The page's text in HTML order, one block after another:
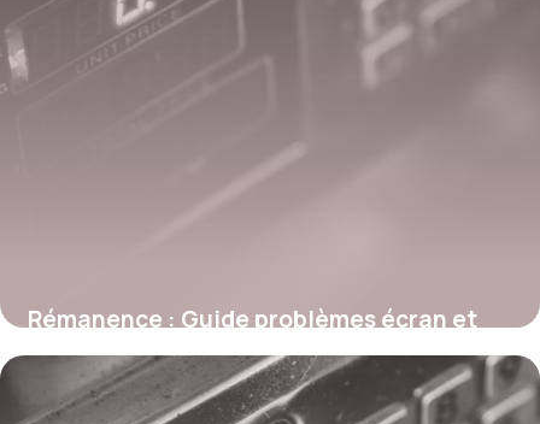
Rémanence : Guide problèmes écran et
solutions
27 mai 2026